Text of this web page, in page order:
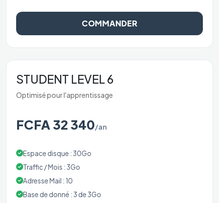
COMMANDER
STUDENT LEVEL 6
Optimisé pour l'apprentissage
FCFA 32 340/an
Espace disque : 30Go
Traffic / Mois : 3Go
Adresse Mail : 10
Base de donné : 3 de 3Go